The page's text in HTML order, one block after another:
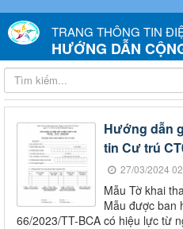
TRANG THÔNG TIN
HƯỚNG DẪN
Hướng dẫn
tin Cư trú
27/03/2024
Mẫu Tờ khai
Mẫu được ban
66/2023/TT-BCA có hiệu lực từ